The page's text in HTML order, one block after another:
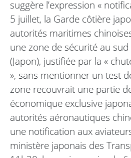
suggère l’expression «
5 juillet, la Garde côtière
autorités maritimes
une zone de sécurité au
(Japon), justifiée par la «
», sans mentionner un test
zone recouvrait une partie
économique exclusive
autorités aéronautiques
une notification aux
ministère japonais des